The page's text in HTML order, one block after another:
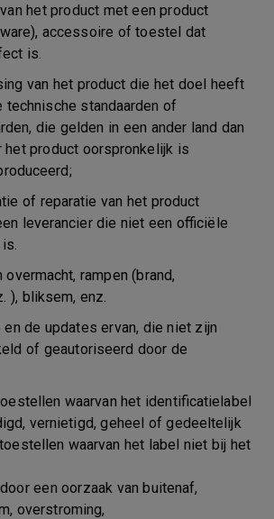
het product met een product
accessoire of toestel dat
is.
van het product die het doel heeft
technische standaarden of
die gelden in een ander land dan
het product oorspronkelijk is
of reparatie van het product
leverancier die niet een officiële
rampen (brand,
), bliksem, enz.
de updates ervan, die niet zijn
of geautoriseerd door de
waarvan het identificatielabel
vernietigd, geheel of gedeeltelijk
waarvan het label niet bij het
een oorzaak van buitenaf,
overstroming,